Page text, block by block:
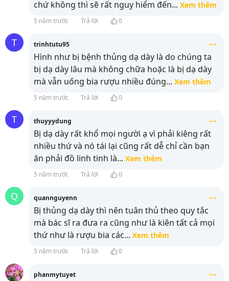
chứ không thì sẽ rất nguy hiểm đến... Xem thêm
5 năm trước Trả lời 0
T trinhtutu95
Hình như bị bệnh thủng dạ dày là do chúng ta
bị dạ dày lâu mà không chữa hoặc là bị dạ dày
mà vẫn uống bia rượu nhiều đúng... Xem thêm
5 năm trước Trả lời 0
T thuyyydung
Bị dạ dày rất khổ mọi người ạ vì phải kiêng rất
nhiều thứ và nó tái lại cũng rất dễ chỉ cần bạn
ăn phải đồ linh tinh là... Xem thêm
5 năm trước Trả lời 0
Q quannguyenn
Bị thủng dạ dày thì nên tuân thủ theo quy tắc
mà bác sĩ ra đưa ra cũng như là kiên tất cả mọi
thứ như là rượu bia các... Xem thêm
5 năm trước Trả lời 0
phanmytuyet